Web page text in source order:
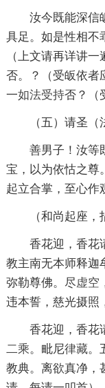
汝今既能深信皈
具足。如是性相不
（上文请再详讲
否。？（受皈依者
一如法受持否？（
（五）请圣（法
善男子！汝等既
宝，以为依怙之尊
起立合掌，至心作
（和尚起座，拈
香花迎，香花请
教主南无本师释迦
弥勒尊佛。尽虚空
违本誓，慈光摄照
香花迎，香花请
二乘。毗尼律藏。
教典。离欲真净，